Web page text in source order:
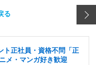
る
ト正社員・資格不問「正
メ・マンガ好き歓迎